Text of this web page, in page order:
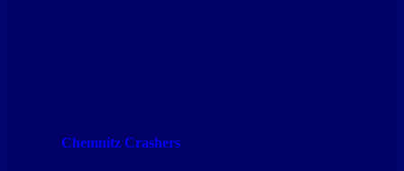
Chemnitz Crashers